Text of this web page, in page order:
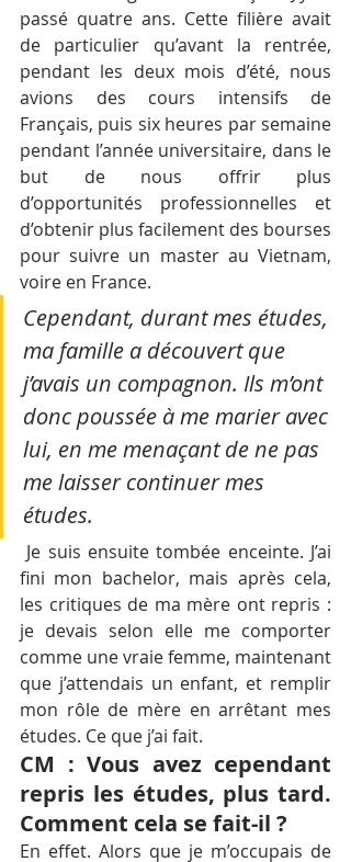
passé quatre ans. Cette filière avait
de particulier qu’avant la rentrée,
pendant les deux mois d’été, nous
avions des cours intensifs de
Français, puis six heures par semaine
pendant l’année universitaire, dans le
but de nous offrir plus
d’opportunités professionnelles et
d’obtenir plus facilement des bourses
pour suivre un master au Vietnam,
voire en France.
Cependant, durant mes études,
ma famille a découvert que
j’avais un compagnon. Ils m’ont
donc poussée à me marier avec
lui, en me menaçant de ne pas
me laisser continuer mes
études.
fini mon bachelor, mais après cela,
les critiques de ma mère ont repris :
je devais selon elle me comporter
comme une vraie femme, maintenant
que j’attendais un enfant, et remplir
mon rôle de mère en arrêtant mes
études. Ce que j’ai fait.
CM : Vous avez cependant
repris les études, plus tard.
Comment cela se fait-il ?
En effet. Alors que je m’occupais de